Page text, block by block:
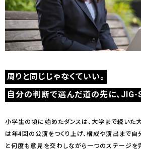
周りと同じじゃなくていい。
自分の判断で選んだ道の先に、JIG-
小学生の頃に始めたダンスは、大学まで続いた
は年4回の公演をつくり上げ、構成や演出まで自
と何度も意見を交わしながら一つのステージを